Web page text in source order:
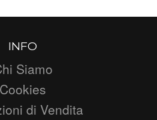
INFO
Siamo
Cookies
di Vendita